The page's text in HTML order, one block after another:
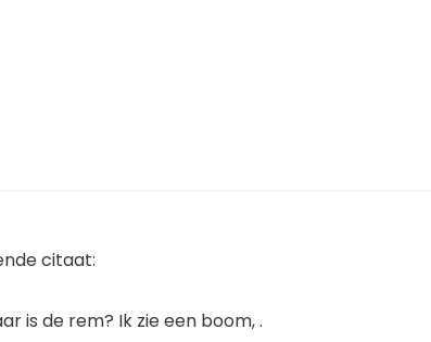
citaat:
is de rem? Ik zie een boom, .